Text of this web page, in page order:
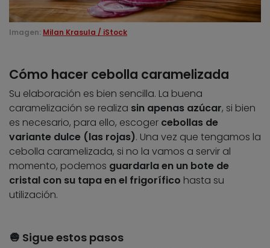
Imagen: Milan Krasula / iStock
Cómo hacer cebolla caramelizada
Su elaboración es bien sencilla. La buena
caramelización se realiza sin apenas azúcar, si bien
es necesario, para ello, escoger cebollas de
variante dulce (las rojas). Una vez que tengamos la
cebolla caramelizada, si no la vamos a servir al
momento, podemos guardarla en un bote de
cristal con su tapa en el frigorífico hasta su
utilización.
🧅 Sigue estos pasos